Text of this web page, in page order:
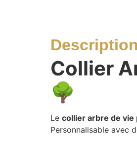
Description
Collier
🌳
Le collier arbre de vie
Personnalisable avec